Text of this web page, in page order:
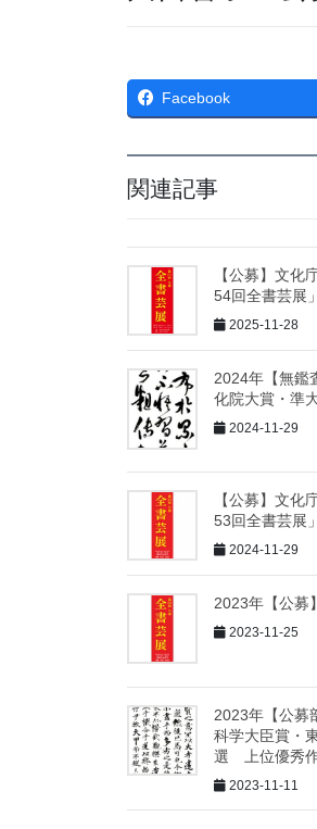
Facebook
関連記事
【公募】文化
54回全書芸展
2025-11-28
2024年【無
化院大賞・準
2024-11-29
【公募】文化
53回全書芸展
2024-11-29
2023年【公募
2023-11-25
2023年【公
科学大臣賞・
選 上位優秀
2023-11-11